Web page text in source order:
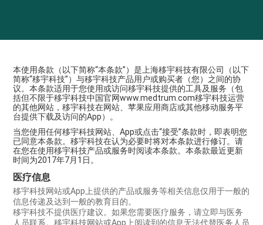
本使用条款（以下简称“本条款”）是上海移宇科技有限公司（以下
简称“移宇科技”）与移宇科技产品用户或购买者（您）之间的协
议。本条款适用于您使用或访问移宇科技提供的工具及服务（包
括但不限于移宇科技中国官网www.medtrum.com移宇科技运营
的其他网站，移宇科技在网站、苹果应用商店或其他移动服务平
台提供下载及访问的App）。
当您使用任何移宇科技网站、App或点击“接受”条款时，即表明您
已同意本条款。移宇科技在认为必要时将对本条款进行修订。请
在您在使用移宇科技产品或服务时阅读本条款。本条款最近更新
时间为2017年7月1日。
医疗信息
移宇科技网站或App上提供的产品或服务等相关信息仅用于一般的
信息传递及达到一般的教育目的。
移宇科技不提供医疗建议。如果您需要医疗服务，请立即与医务
人员联系。移宇科技网站或App上阅读到的信息无法代替医务人员